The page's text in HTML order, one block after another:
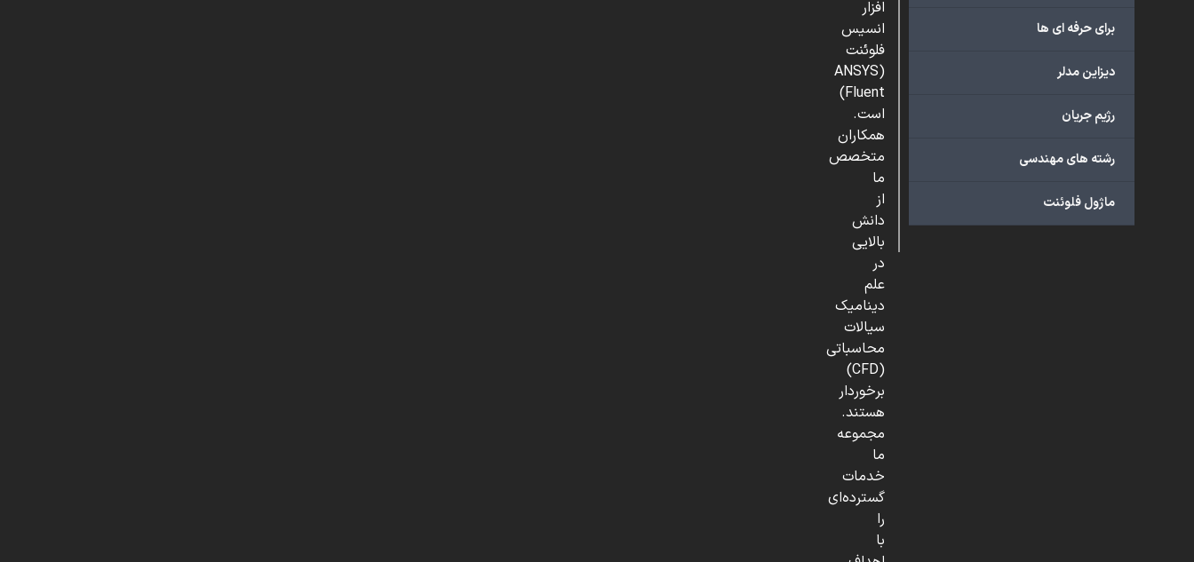
برای حرفه ای ها
دیزاین مدلر
رژیم جریان
رشته های مهندسی
ماژول فلوئنت
افزار
انسیس
فلوئنت
(ANSYS
Fluent)
است.
همکاران
متخصص
ما
از
دانش
بالایی
در
علم
دینامیک
سیالات
محاسباتی
(CFD)
برخوردار
هستند.
مجموعه
ما
خدمات
گسترده‌ای
را
با